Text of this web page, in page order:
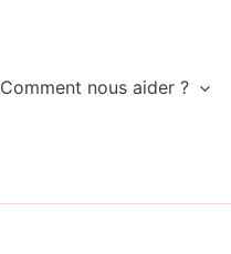
Comment nous aider ?